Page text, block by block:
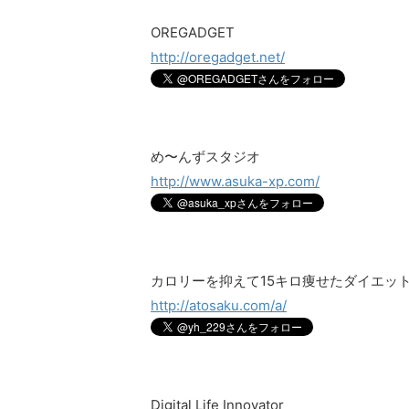
OREGADGET
http://oregadget.net/
め〜んずスタジオ
http://www.asuka-xp.com/
カロリーを抑えて15キロ痩せたダイエッ
http://atosaku.com/a/
Digital Life Innovator